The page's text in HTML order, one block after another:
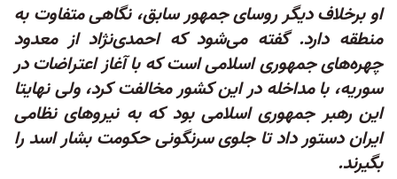
او برخلاف دیگر روسای جمهور سابق، نگاهی متفاوت به
منطقه دارد. گفته می‌شود که احمدی‌نژاد از معدود
چهره‌های جمهوری اسلامی است که با آغاز اعتراضات در
سوریه، با مداخله در این کشور مخالفت کرد، ولی نهایتا
این رهبر جمهوری اسلامی بود که به نیروهای نظامی
ایران دستور داد تا جلوی سرنگونی حکومت بشار اسد را
بگیرند.